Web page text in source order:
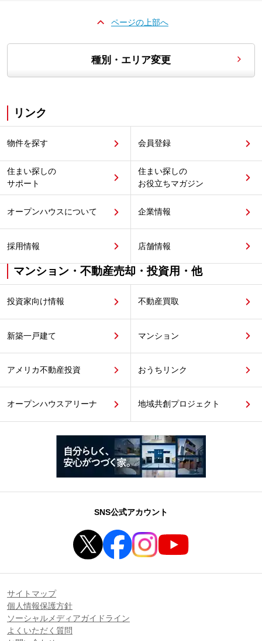
ページの上部へ
種別・エリア変更
リンク
物件を探す 会員登録
住まい探しの
サポート
住まい探しの
お役立ちマガジン
オープンハウスについて 企業情報
採用情報 店舗情報
マンション・不動産売却・投資用・他
投資家向け情報 不動産買取
新築一戸建て マンション
アメリカ不動産投資 おうちリンク
オープンハウスアリーナ 地域共創プロジェクト
SNS公式アカウント
サイトマップ
個人情報保護方針
ソーシャルメディアガイドライン
よくいただく質問